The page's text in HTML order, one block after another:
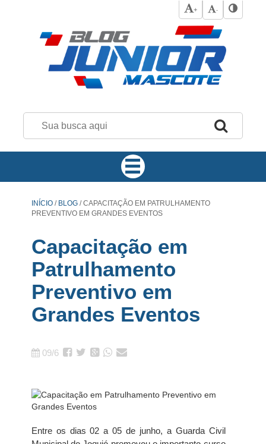
+ -
INÍCIO / BLOG /CAPACITAÇÃO EM PATRULHAMENTO
PREVENTIVO EM GRANDES EVENTOS
Capacitação em
Patrulhamento
Preventivo em
Grandes Eventos
09/6
Entre os dias 02 a 05 de junho, a Guarda Civil